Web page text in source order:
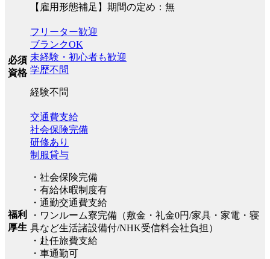
【雇用形態補足】期間の定め：無
必須
資格
フリーター歓迎
ブランクOK
未経験・初心者も歓迎
学歴不問
経験不問
福利
厚生
交通費支給
社会保険完備
研修あり
制服貸与
・社会保険完備
・有給休暇制度有
・通勤交通費支給
・ワンルーム寮完備（敷金・礼金0円/家具・家電・寝
具など生活諸設備付/NHK受信料会社負担）
・赴任旅費支給
・車通勤可